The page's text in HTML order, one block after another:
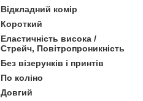
Відкладний комір
Короткий
Еластичність висока /
Стрейч, Повітропроникність
Без візерунків і принтів
По коліно
Довгий